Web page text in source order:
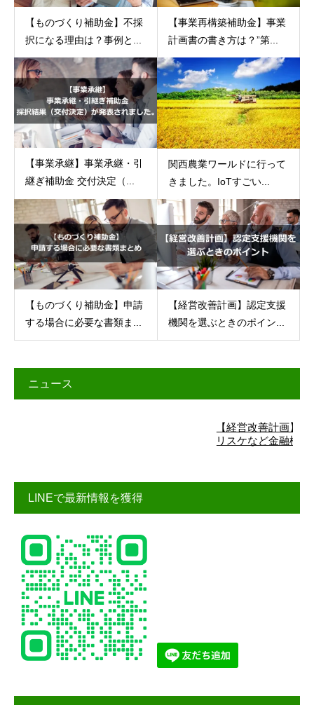
【ものづくり補助金】不採
択になる理由は？事例と...
【事業再構築補助金】事業
計画書の書き方は？”第...
【事業承継】事業承継・引
継ぎ補助金 交付決定（...
関西農業ワールドに行って
きました。IoTすごい...
【ものづくり補助金】申請
する場合に必要な書類ま...
【経営改善計画】認定支援
機関を選ぶときのポイン...
ニュース
【経営改善計画】詳細は
リスケなど金融機関交渉
LINEで最新情報を獲得